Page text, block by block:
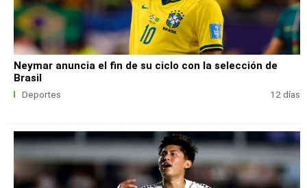
Neymar anuncia el fin de su ciclo con la selección de
Brasil
Deportes 12 días